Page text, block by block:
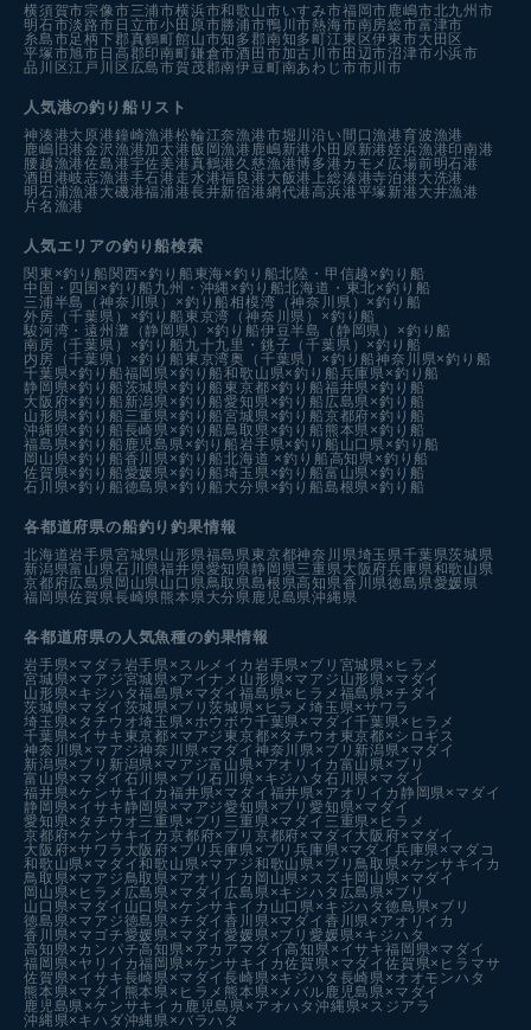
横須賀市宗像市三浦市横浜市和歌山市いすみ市福岡市 鹿嶋市北九州市
明石市淡路市 日立市小田原市勝浦市鴨川市熱海市南房総市富津市
糸島市足柄下郡真鶴町館山市知多郡南知多町江東区伊東市大田区
平塚市旭市 日高郡印南町鎌倉市酒田市加古川市田辺市沼津市小浜市
品川区江戸川区 広島市賀茂郡南伊豆町南あわじ市市川市
人気港の釣り船リスト
神湊港大原港鐘崎漁港松輪江奈漁港市堀川沿い 間口漁港育波漁港
鹿嶋旧港金沢漁港加太港飯岡漁港 鹿嶋新港小田原新港姪浜漁港印南港
腰越漁港佐島港宇佐美港真鶴港 久慈漁港博多港カモメ広場前明石港
酒田港岐志漁港手石港 走水港福良港 大飯港 上総湊港寺泊港 大洗港
明石浦漁港 大磯港福浦港長井新宿港網代港高浜港平塚新港 大井漁港
片名漁港
人気エリアの釣り船検索
関東×釣り船関西×釣り船 東海×釣り船北陸・甲信越×釣り船
中国・四国×釣り船 九州・沖縄×釣り船北海道・東北×釣り船
三浦半島（神奈川県）×釣り船相模湾（神奈川県）×釣り船
外房（千葉県）×釣り船 東京湾（神奈川県）×釣り船
駿河湾・遠州灘（静岡県）×釣り船伊豆半島（静岡県）×釣り船
南房（千葉県）×釣り船 九十九里・銚子（千葉県）×釣り船
内房（千葉県）×釣り船 東京湾奥（千葉県）×釣り船神奈川県×釣り船
千葉県×釣り船福岡県×釣り船和歌山県×釣り船兵庫県×釣り船
静岡県×釣り船茨城県×釣り船 東京都×釣り船福井県×釣り船
大阪府×釣り船 新潟県×釣り船愛知県×釣り船 広島県×釣り船
山形県×釣り船 三重県×釣り船宮城県×釣り船京都府×釣り船
沖縄県×釣り船長崎県×釣り船 鳥取県×釣り船 熊本県×釣り船
福島県×釣り船 鹿児島県×釣り船 岩手県×釣り船 山口県×釣り船
岡山県×釣り船香川県×釣り船北海道 ×釣り船高知県×釣り船
佐賀県×釣り船愛媛県×釣り船埼玉県×釣り船富山県×釣り船
石川県×釣り船徳島県×釣り船 大分県×釣り船島根県×釣り船
各都道府県の船釣り釣果情報
北海道岩手県宮城県 山形県福島県 東京都神奈川県埼玉県千葉県茨城県
新潟県富山県石川県福井県愛知県静岡県三重県 大阪府兵庫県和歌山県
京都府広島県 岡山県 山口県 鳥取県島根県高知県香川県徳島県愛媛県
福岡県佐賀県長崎県 熊本県 大分県 鹿児島県沖縄県
各都道府県の人気魚種の釣果情報
岩手県×マダラ 岩手県×スルメイカ 岩手県×ブリ 宮城県×ヒラメ
宮城県×マアジ宮城県×アイナメ 山形県×マアジ 山形県×マダイ
山形県×キジハタ福島県×マダイ福島県×ヒラメ 福島県×チダイ
茨城県×マダイ 茨城県×ブリ茨城県×ヒラメ埼玉県×サワラ
埼玉県×タチウオ埼玉県×ホウボウ 千葉県×マダイ千葉県×ヒラメ
千葉県×イサキ 東京都×マアジ 東京都×タチウオ 東京都×シロギス
神奈川県×マアジ神奈川県×マダイ 神奈川県×ブリ 新潟県×マダイ
新潟県×ブリ 新潟県×マアジ富山県×アオリイカ 富山県×ブリ
富山県×マダイ 石川県×ブリ石川県×キジハタ 石川県×マダイ
福井県×ケンサキイカ 福井県×マダイ 福井県×アオリイカ 静岡県×マダイ
静岡県×イサキ静岡県×マアジ愛知県×ブリ愛知県×マダイ
愛知県×タチウオ三重県×ブリ 三重県×マダイ 三重県×ヒラメ
京都府×ケンサキイカ 京都府×ブリ 京都府×マダイ 大阪府×マダイ
大阪府×サワラ 大阪府×ブリ兵庫県×ブリ兵庫県×マダイ 兵庫県×マダコ
和歌山県×マダイ和歌山県×マアジ和歌山県×ブリ 鳥取県×ケンサキイカ
鳥取県×マアジ 鳥取県×アオリイカ 岡山県×スズキ岡山県×マダイ
岡山県×ヒラメ 広島県×マダイ 広島県×キジハタ 広島県×ブリ
山口県×マダイ 山口県×ケンサキイカ 山口県×キジハタ徳島県×ブリ
徳島県×マアジ徳島県×チダイ香川県×マダイ 香川県×アオリイカ
香川県×マゴチ愛媛県×マダイ愛媛県×ブリ愛媛県×キジハタ
高知県×カンパチ高知県×アカアマダイ高知県×イサキ福岡県×マダイ
福岡県×ヤリイカ福岡県×ケンサキイカ佐賀県×マダイ佐賀県×ヒラマサ
佐賀県×イサキ長崎県×マダイ長崎県×キジハタ 長崎県×オオモンハタ
熊本県×マダイ 熊本県×ヒラメ 熊本県×メバル 鹿児島県×マダイ
鹿児島県×ケンサキイカ 鹿児島県×アオハタ沖縄県×スジアラ
沖縄県×キハダ沖縄県×バラハタ